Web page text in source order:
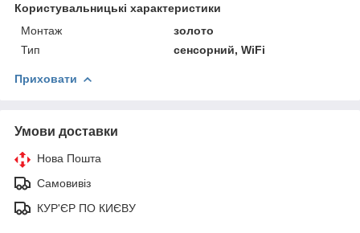
Користувальницькі характеристики
Монтаж
золото
Тип
сенсорний, WiFi
Приховати
Умови доставки
Нова Пошта
Самовивіз
КУР'ЄР ПО КИЄВУ